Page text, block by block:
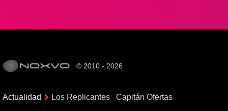
© 2010 - 2026
Actualidad Los Replicantes Capitán Ofertas